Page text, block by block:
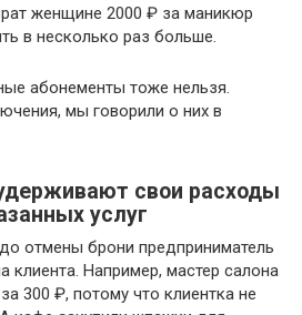
женщине 2000 ₽ за маникюр
в несколько раз больше.
абонементы тоже нельзя.
мы говорили о них в
свои расходы
услуг
отмены брони предприниматель
клиента. Например, мастер салона
300 ₽, потому что клиентка не